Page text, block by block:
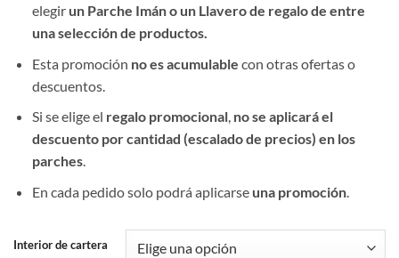
elegir un Parche Imán o un Llavero de regalo de entre
una selección de productos.
Esta promoción no es acumulable con otras ofertas o
descuentos.
Si se elige el regalo promocional, no se aplicará el
descuento por cantidad (escalado de precios) en los
parches.
En cada pedido solo podrá aplicarse una promoción.
Interior de cartera